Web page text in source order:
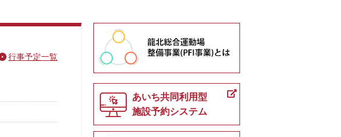
行事予定一覧
あいち共同利用型
施設予約システム